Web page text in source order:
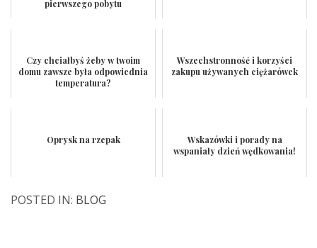
pierwszego pobytu
Czy chciałbyś żeby w twoim
domu zawsze była odpowiednia
temperatura?
Wszechstronność i korzyści
zakupu używanych ciężarówek
Oprysk na rzepak
Wskazówki i porady na
wspaniały dzień wędkowania!
POSTED IN: BLOG